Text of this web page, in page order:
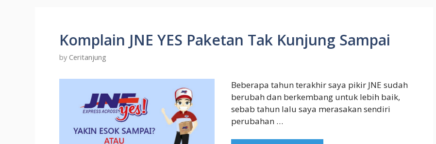
Komplain JNE YES Paketan Tak Kunjung Sampai
by Ceritanjung
Beberapa tahun terakhir saya pikir JNE sudah
berubah dan berkembang untuk lebih baik,
sebab tahun lalu saya merasakan sendiri
perubahan …